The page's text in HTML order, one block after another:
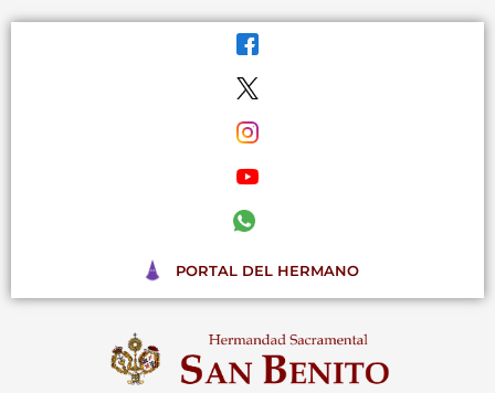
PORTAL DEL HERMANO